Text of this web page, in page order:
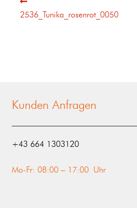
2536_Tunika_rosenrot_0050
Kunden Anfragen
‭+43 664 1303120‬
Mo-Fr: 08:00 – 17:00 Uhr